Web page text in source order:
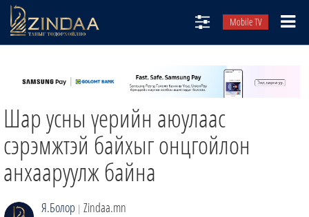
Mobile TV
ТВ8
ӨГЛӨӨНИЙ СОНИН
АУДИО ЗОХИОЛ
ЗИНДАА СЭТГҮҮЛ
Шар усны үерийн аюулаас
сэрэмжтэй байхыг онцгойлон
анхааруулж байна
Я.Болор | Zindaa.mn